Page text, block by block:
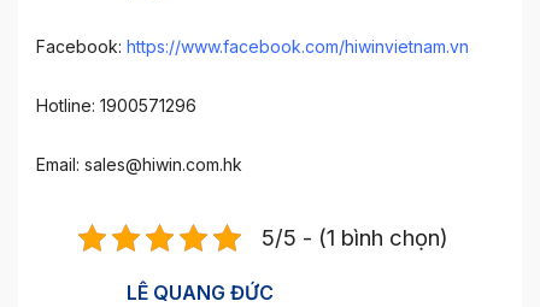
Facebook: https://www.facebook.com/hiwinvietnam.vn
Hotline: 1900571296
Email: sales@hiwin.com.hk
5/5 - (1 bình chọn)
LÊ QUANG ĐỨC